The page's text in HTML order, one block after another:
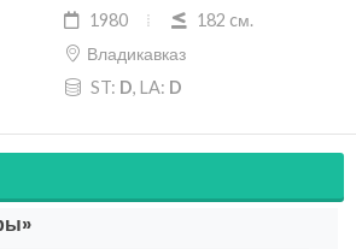
1980
182 cм.
Владикавказ
ST: D, LA: D